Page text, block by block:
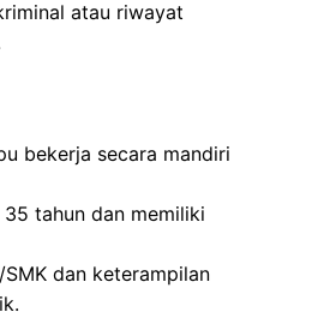
atau riwayat
bekerja secara mandiri
tahun dan memiliki
dan keterampilan